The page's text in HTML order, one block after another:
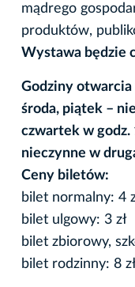
mądrego
produktów,
Wystawa będzie
Godziny
środa, piątek –
czwartek w godz.
nieczynne w
Ceny biletów:
bilet normalny: 4
bilet ulgowy: 3 zł
bilet zbiorowy,
bilet rodzinny: 8